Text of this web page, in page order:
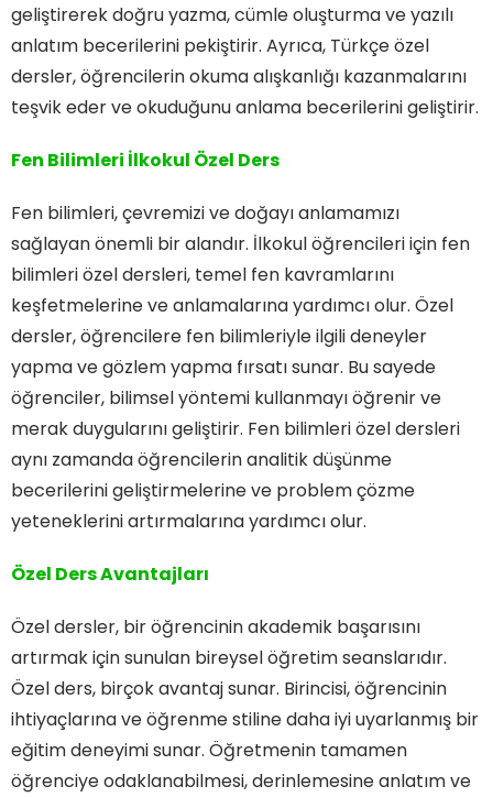
geliştirerek doğru yazma, cümle oluşturma ve yazılı
anlatım becerilerini pekiştirir. Ayrıca, Türkçe özel
dersler, öğrencilerin okuma alışkanlığı kazanmalarını
teşvik eder ve okuduğunu anlama becerilerini geliştirir.
Fen Bilimleri İlkokul Özel Ders
Fen bilimleri, çevremizi ve doğayı anlamamızı
sağlayan önemli bir alandır. İlkokul öğrencileri için fen
bilimleri özel dersleri, temel fen kavramlarını
keşfetmelerine ve anlamalarına yardımcı olur. Özel
dersler, öğrencilere fen bilimleriyle ilgili deneyler
yapma ve gözlem yapma fırsatı sunar. Bu sayede
öğrenciler, bilimsel yöntemi kullanmayı öğrenir ve
merak duygularını geliştirir. Fen bilimleri özel dersleri
aynı zamanda öğrencilerin analitik düşünme
becerilerini geliştirmelerine ve problem çözme
yeteneklerini artırmalarına yardımcı olur.
Özel Ders Avantajları
Özel dersler, bir öğrencinin akademik başarısını
artırmak için sunulan bireysel öğretim seanslarıdır.
Özel ders, birçok avantaj sunar. Birincisi, öğrencinin
ihtiyaçlarına ve öğrenme stiline daha iyi uyarlanmış bir
eğitim deneyimi sunar. Öğretmenin tamamen
öğrenciye odaklanabilmesi, derinlemesine anlatım ve